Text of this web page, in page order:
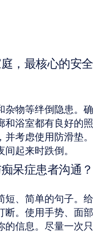
，最核心的安全
杂物等绊倒隐患。确
和浴室都有良好的照
考虑使用防滑垫。
起来时跌倒。
呆症患者沟通？
短、简单的句子。给
断。使用手势、面部
的信息。尽量一次只